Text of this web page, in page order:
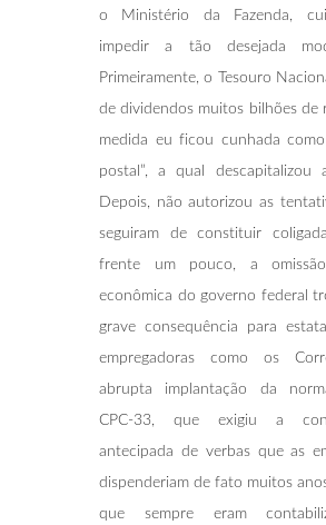
o Ministério da Fazenda,
impedir a tão desejada
Primeiramente, o Tesouro
de dividendos muitos bilhões de
medida eu ficou cunhada como
postal”, a qual descapitalizou
Depois, não autorizou as
seguiram de constituir
frente um pouco, a
econômica do governo federal
grave consequência para
empregadoras como os
abrupta implantação da
CPC-33, que exigiu a
antecipada de verbas que as
dispenderiam de fato muitos
que sempre eram